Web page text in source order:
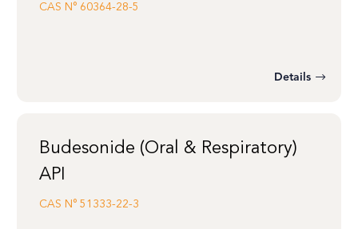
CAS N° 60364-28-5
Details
Budesonide (Oral & Respiratory)
API
CAS N° 51333-22-3